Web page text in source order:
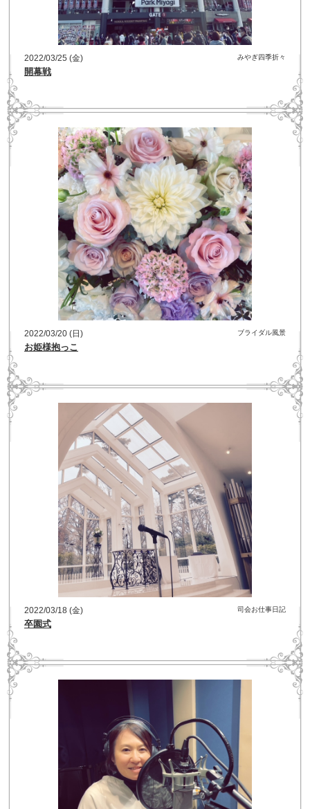
2022/03/25 (金) みやぎ四季折々
開幕戦
2022/03/20 (日) ブライダル風景
お姫様抱っこ
2022/03/18 (金) 司会お仕事日記
卒園式